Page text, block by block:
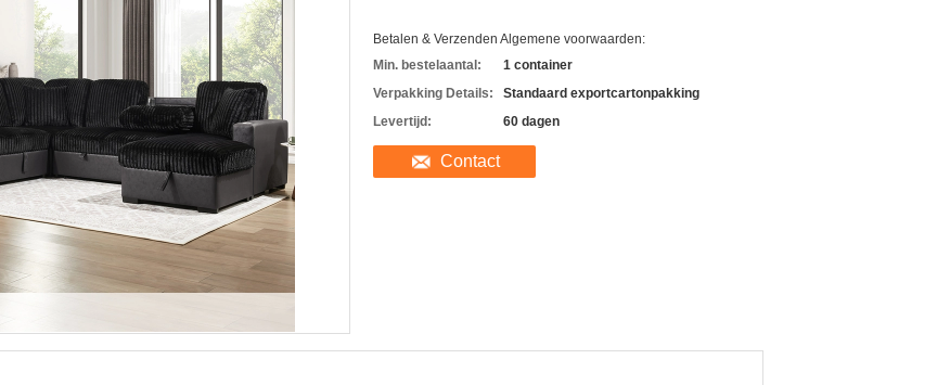
Betalen & Verzenden Algemene voorwaarden:
Min. bestelaantal:
1 container
Verpakking Details:
Standaard exportcartonpakking
Levertijd:
60 dagen
Contact